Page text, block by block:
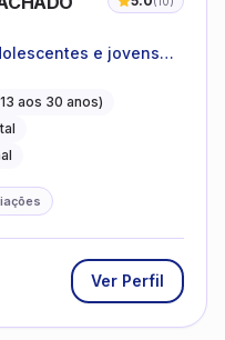
e jovens
e orientação
aos 30 anos)
Ver Perfil